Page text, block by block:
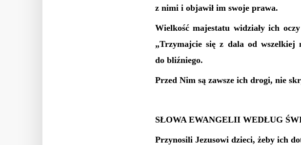
z nimi i objawił im swoje prawa.
Wielkość majestatu widziały ich oczy
„Trzymajcie się z dala od wszelkiej
do bliźniego.
Przed Nim są zawsze ich drogi, nie
SŁOWA EWANGELII WEDŁUG ŚW
Przynosili Jezusowi dzieci, żeby ich